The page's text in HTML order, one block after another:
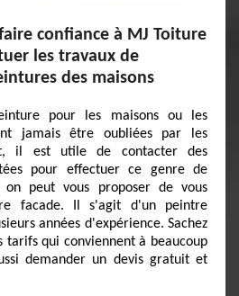
confiance à MJ Toiture
les travaux de
des maisons
pour les maisons ou les
jamais être oubliées par les
il est utile de contacter des
pour effectuer ce genre de
peut vous proposer de vous
facade. Il s'agit d'un peintre
années d'expérience. Sachez
tarifs qui conviennent à beaucoup
demander un devis gratuit et